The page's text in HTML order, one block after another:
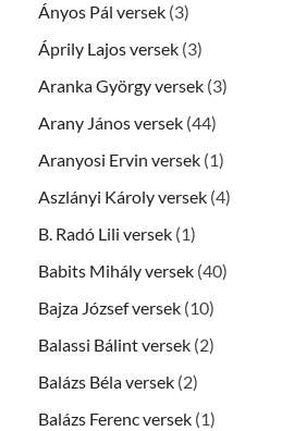
Ányos Pál versek (3)
Áprily Lajos versek (3)
Aranka György versek (3)
Arany János versek (44)
Aranyosi Ervin versek (1)
Aszlányi Károly versek (4)
B. Radó Lili versek (1)
Babits Mihály versek (40)
Bajza József versek (10)
Balassi Bálint versek (2)
Balázs Béla versek (2)
Balázs Ferenc versek (1)